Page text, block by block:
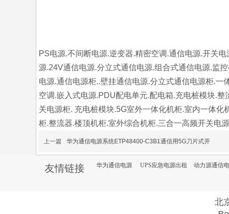
PS电源.不间断电源.逆变器.精密空调.通信电源.开关
源.24V通信电源.分立式通信电源.组合式通信电源.监
电源.通信电源柜..壁挂通信电源.分立式通信电源柜.
空调.嵌入式电源.PDU配电单元.配电箱.充电桩模块.
关电源柜. 充电桩模块.5G室外一体化机柜.室内一体
柜.整流器.楼顶机柜.室外综合机柜.三合一高频开关
上一篇 华为通信电源系统ETP48400-C3B1通信用5G刀片式开
友情链接 华为通信电源 动力源通信
UPS应急电源出租
北